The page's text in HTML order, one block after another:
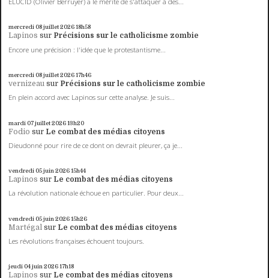
mercredi 08juillet 202618h58
Lapinos sur Précisions sur le catholicisme zombie
Encore une précision : l'idée que le protestantisme...
mercredi 08juillet 202617h46
vernizeau sur Précisions sur le catholicisme zombie
En plein accord avec Lapinos sur cette analyse. Je suis...
mardi 07juillet 202613h20
Fodio sur Le combat des médias citoyens
Dieudonné pour rire de ce dont on devrait pleurer, ça je...
vendredi 05juin 202615h44
Lapinos sur Le combat des médias citoyens
La révolution nationale échoue en particulier. Pour deux...
vendredi 05juin 202615h26
Martégal sur Le combat des médias citoyens
Les révolutions françaises échouent toujours.
jeudi 04juin 202617h18
Lapinos sur Le combat des médias citoyens